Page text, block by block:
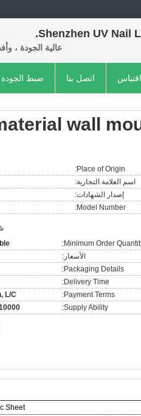
Shenzhen UV Nail
عالية الجودة ،
ضبط الجودة اتصل بنا
wall
Place of Origin:
اسم العلامة التجارية:
إصدار الشهادات:
Model Number:
Minimum Order
الأسعار:
Packaging Details:
Delivery Time:
Payment Terms:
L/C
Supply Ability:
month
Sheet